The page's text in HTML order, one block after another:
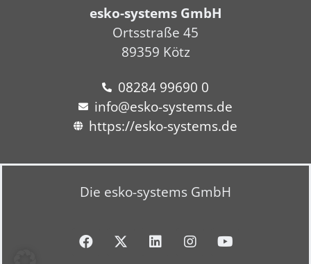
esko-systems GmbH
Ortsstraße 45
89359 Kötz
08284 99690 0
info@esko-systems.de
https://esko-systems.de
Die esko-systems GmbH
F
a
X
-
L
i
I
n
Y
o